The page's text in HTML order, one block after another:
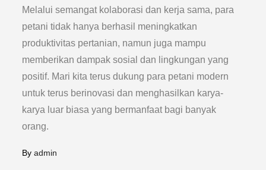
Melalui semangat kolaborasi dan kerja sama, para
petani tidak hanya berhasil meningkatkan
produktivitas pertanian, namun juga mampu
memberikan dampak sosial dan lingkungan yang
positif. Mari kita terus dukung para petani modern
untuk terus berinovasi dan menghasilkan karya-
karya luar biasa yang bermanfaat bagi banyak
orang.
Byadmin